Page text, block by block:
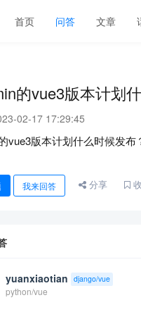
首页 问答 文章
的vue3版本计划
02-17 17:29:45
vue3版本计划什么时候发
我来回答 分享
yuanxiaotian django/vue
python/vue